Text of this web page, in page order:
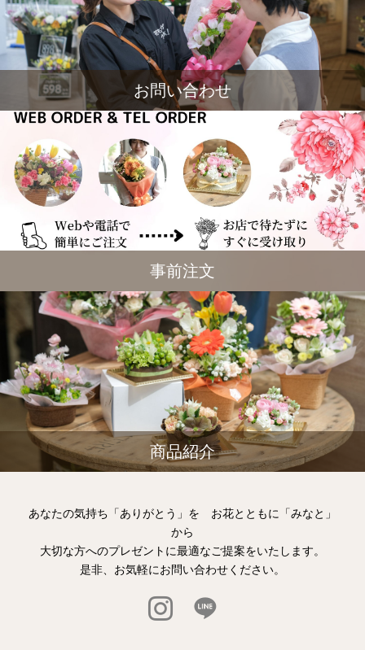
お問い合わせ
事前注文
商品紹介
あなたの気持ち「ありがとう」を お花とともに「みなと」
から
大切な方へのプレゼントに最適なご提案をいたします。
是非、お気軽にお問い合わせください。